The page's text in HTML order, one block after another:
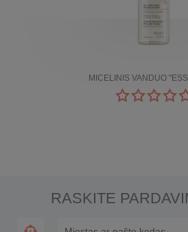
MICELINIS VANDUO
RASKITE